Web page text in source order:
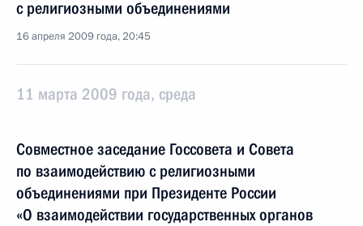
с религиозными объединениями
16 апреля 2009 года, 20:45
11 марта 2009 года, среда
Совместное заседание Госсовета и Совета
по взаимодействию с религиозными
объединениями при Президенте России
«О взаимодействии государственных органов